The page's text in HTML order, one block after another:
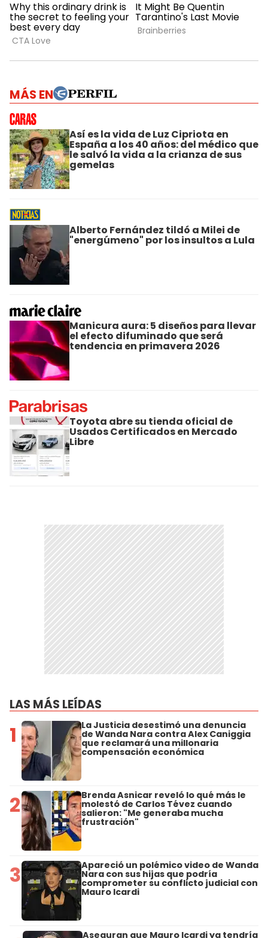
MÁS EN
Así es la vida de Luz Cipriota en
España a los 40 años: del médico que
le salvó la vida a la crianza de sus
gemelas
Alberto Fernández tildó a Milei de
"energúmeno" por los insultos a Lula
Manicura aura: 5 diseños para llevar
el efecto difuminado que será
tendencia en primavera 2026
Toyota abre su tienda oficial de
Usados Certificados en Mercado
Libre
LAS MÁS LEÍDAS
1 La Justicia desestimó una denuncia
de Wanda Nara contra Alex Caniggia
que reclamará una millonaria
compensación económica
2 Brenda Asnicar reveló lo qué más le
molestó de Carlos Tévez cuando
salieron: "Me generaba mucha
frustración"
3 Apareció un polémico video de Wanda
Nara con sus hijas que podría
comprometer su conflicto judicial con
Mauro Icardi
Aseguran que Mauro Icardi ya tendría